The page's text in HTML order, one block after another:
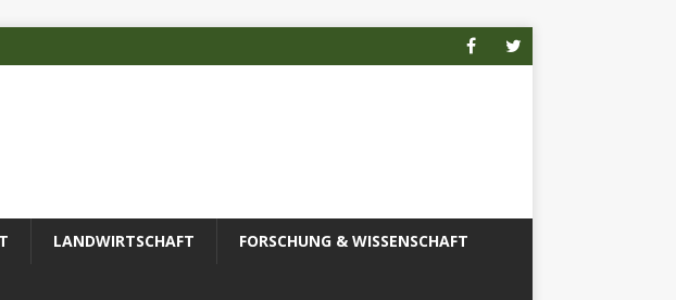
LANDWIRTSCHAFT FORSCHUNG & WISSENSCHAFT